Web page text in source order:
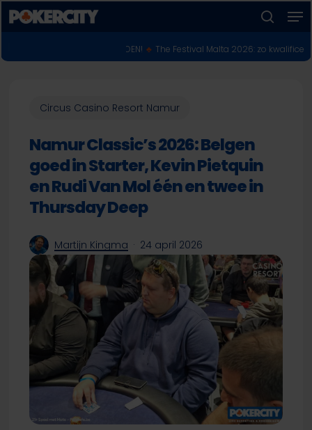
Skip
to
content
The Festival Malta 2026: zo kwalificeer je je
Circus Casino Resort Namur
Namur Classic’s 2026: Belgen
goed in Starter, Kevin Pietquin
en Rudi Van Mol één en twee in
Thursday Deep
Martijn Kingma 24 april 2026
Menu
sluiten